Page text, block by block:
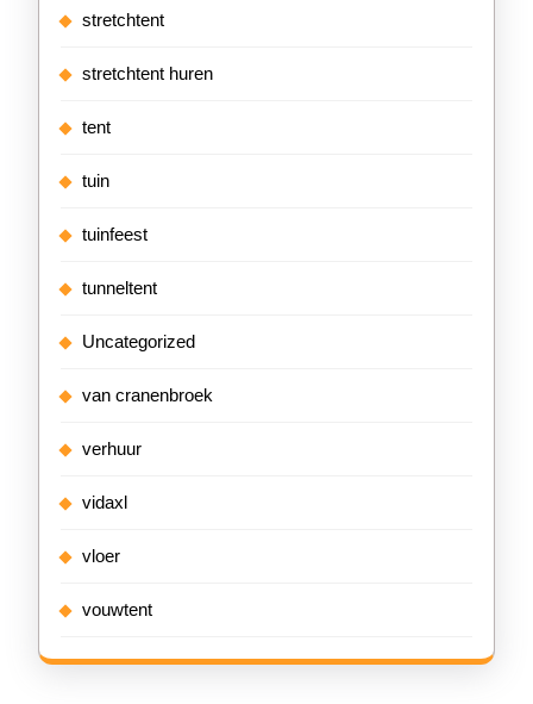
stretchtent
stretchtent huren
tent
tuin
tuinfeest
tunneltent
Uncategorized
van cranenbroek
verhuur
vidaxl
vloer
vouwtent